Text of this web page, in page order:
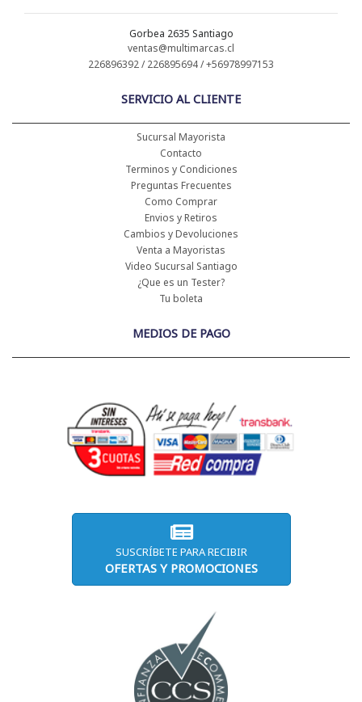
Gorbea 2635 Santiago
ventas@multimarcas.cl
226896392 / 226895694 / +56978997153
SERVICIO AL CLIENTE
Sucursal Mayorista
Contacto
Terminos y Condiciones
Preguntas Frecuentes
Como Comprar
Envios y Retiros
Cambios y Devoluciones
Venta a Mayoristas
Video Sucursal Santiago
¿Que es un Tester?
Tu boleta
MEDIOS DE PAGO
SUSCRÍBETE PARA RECIBIR
OFERTAS Y PROMOCIONES